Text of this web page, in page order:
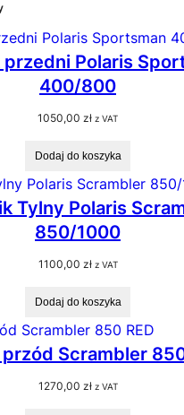
przedni Polaris
400/800
1050,00 zł z VAT
Dodaj do koszyka
Tylny Polaris
850/1000
1100,00 zł z VAT
Dodaj do koszyka
Scrambler
1270,00 zł z VAT